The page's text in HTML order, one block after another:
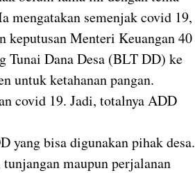
semenjak covid 19,
keputusan Menteri Keuangan 40
Tunai Dana Desa (BLT DD) ke
untuk ketahanan pangan.
covid 19. Jadi, totalnya ADD
yang bisa digunakan pihak desa.
maupun perjalanan